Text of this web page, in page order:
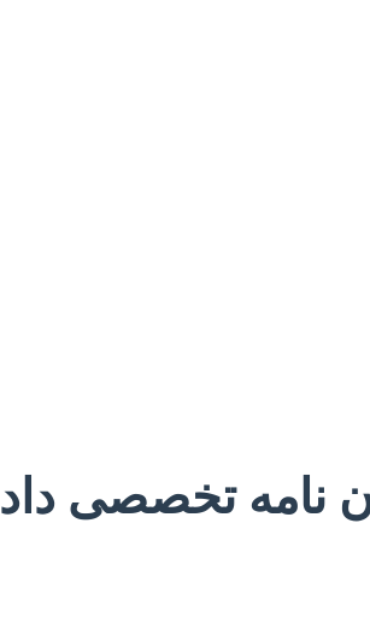
نامه تخصصی